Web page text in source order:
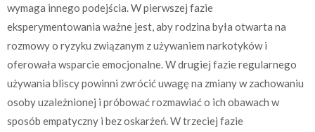
wymaga innego podejścia. W pierwszej fazie
eksperymentowania ważne jest, aby rodzina była otwarta na
rozmowy o ryzyku związanym z używaniem narkotyków i
oferowała wsparcie emocjonalne. W drugiej fazie regularnego
używania bliscy powinni zwrócić uwagę na zmiany w zachowaniu
osoby uzależnionej i próbować rozmawiać o ich obawach w
sposób empatyczny i bez oskarżeń. W trzeciej fazie